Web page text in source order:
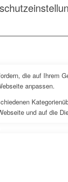
die auf Ihrem
anpassen.
und auf die